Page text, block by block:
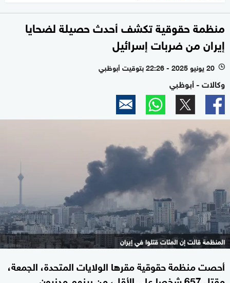
منظمة حقوقية تكشف أحدث حصيلة لضحايا
إيران من ضربات إسرائيل
l 20 يونيو 2025 - 22:26 بتوقيت أبوظبي
وكالات - أبوظبي
المنظمة قالت إن المئات قتلوا في إيران
أحصت منظمة حقوقية مقرها الولايات المتحدة، الجمعة،